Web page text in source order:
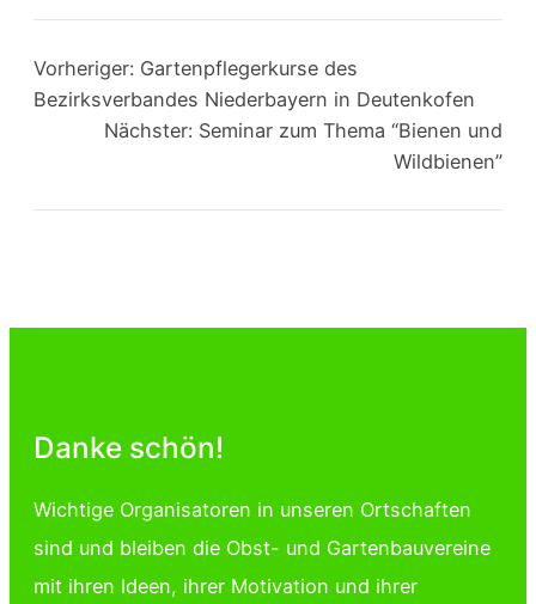
Vorheriger: Gartenpflegerkurse des
Bezirksverbandes Niederbayern in Deutenkofen
Nächster: Seminar zum Thema “Bienen und
Wildbienen”
Danke schön!
Wichtige Organisatoren in unseren Ortschaften
sind und bleiben die Obst- und Gartenbauvereine
mit ihren Ideen, ihrer Motivation und ihrer